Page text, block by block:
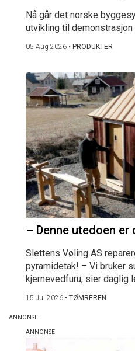
Nå går det norske
utvikling til demonstrasjon
05 Aug 2026 • PRODUKTER
– Denne utedoen
Slettens Vøling AS
pyramidetak! – Vi bruker
kjernevedfuru, sier daglig
15 Jul 2026 • TØMREREN